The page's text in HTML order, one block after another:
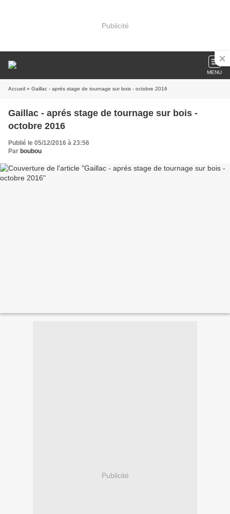
Publicité
MENU
Accueil » Gaillac - aprés stage de tournage sur bois - octobre 2016
Gaillac - aprés stage de tournage sur bois -
octobre 2016
Publié le 05/12/2016 à 23:56
Par boubou
Publicité